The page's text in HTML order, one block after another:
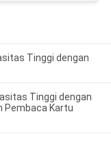
Tinggi dengan
Tinggi dengan
Pembaca Kartu